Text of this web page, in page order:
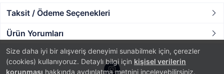
Size daha iyi bir alışveriş deneyimi sunabilmek için, çerezler
(cookies) kullanıyoruz. Detaylı bilgi için kişisel verilerin
korunması hakkında aydınlatma metnini inceleyebilirsiniz.
Taksit / Ödeme Seçenekleri
Ürün Yorumları